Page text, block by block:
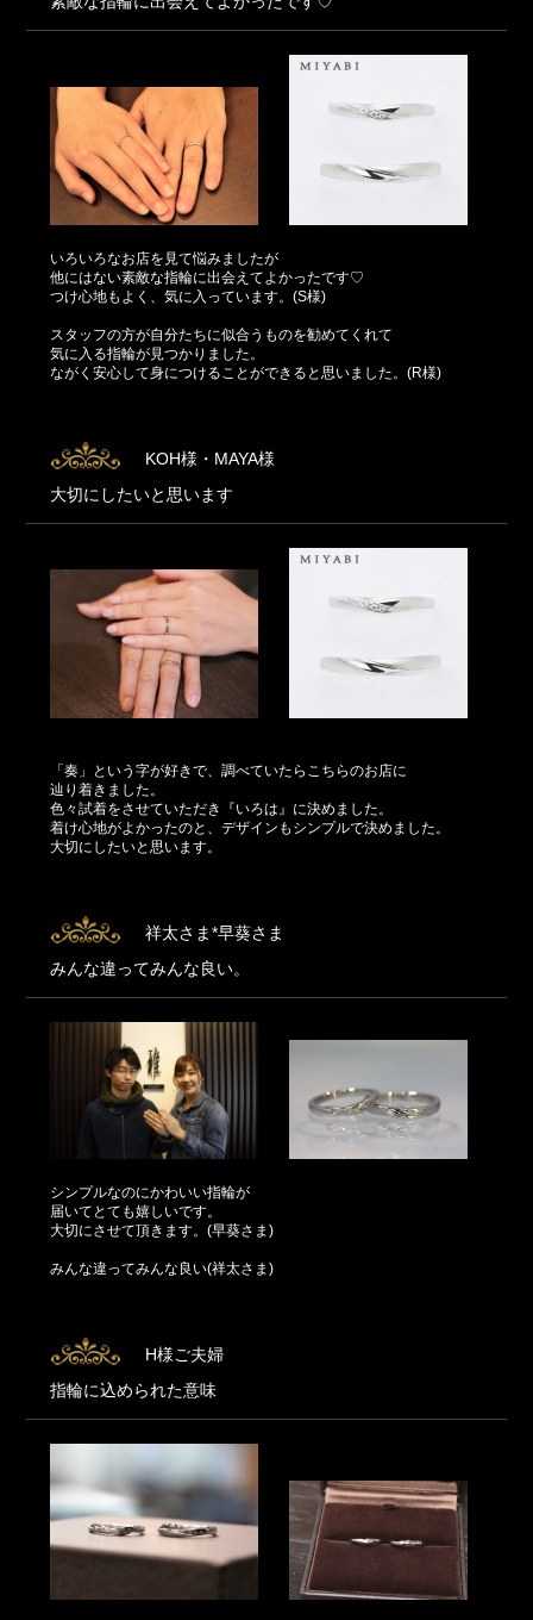
いろいろなお店を見て悩みましたが
他にはない素敵な指輪に出会えてよかったです♡
つけ心地もよく、気に入っています。(S様)
スタッフの方が自分たちに似合うものを勧めてくれて
気に入る指輪が見つかりました。
ながく安心して身につけることができると思いました。(R様)
KOH様・MAYA様
大切にしたいと思います
「奏」という字が好きで、調べていたらこちらのお店に
辿り着きました。
色々試着をさせていただき『いろは』に決めました。
着け心地がよかったのと、デザインもシンプルで決めました。
大切にしたいと思います。
祥太さま*早葵さま
みんな違ってみんな良い。
シンプルなのにかわいい指輪が
届いてとても嬉しいです。
大切にさせて頂きます。(早葵さま)
みんな違ってみんな良い(祥太さま)
H様ご夫婦
指輪に込められた意味